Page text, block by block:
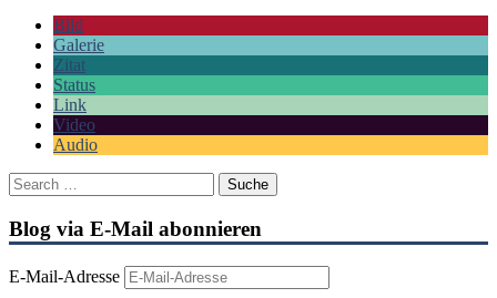
Bild
Galerie
Zitat
Status
Link
Video
Audio
Blog via E-Mail abonnieren
E-Mail-Adresse